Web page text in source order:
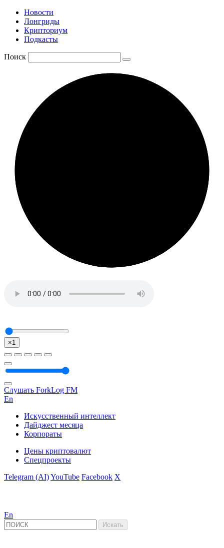
Новости
Лонгриды
Крипториум
Подкасты
Поиск
×1
Слушать ForkLog FM
En
Искусственный интеллект
Дайджест месяца
Корпораты
Цены криптовалют
Спецпроекты
Telegram (AI)YouTube Facebook X
En